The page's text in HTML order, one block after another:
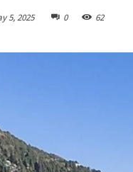
5, 2025 0 62